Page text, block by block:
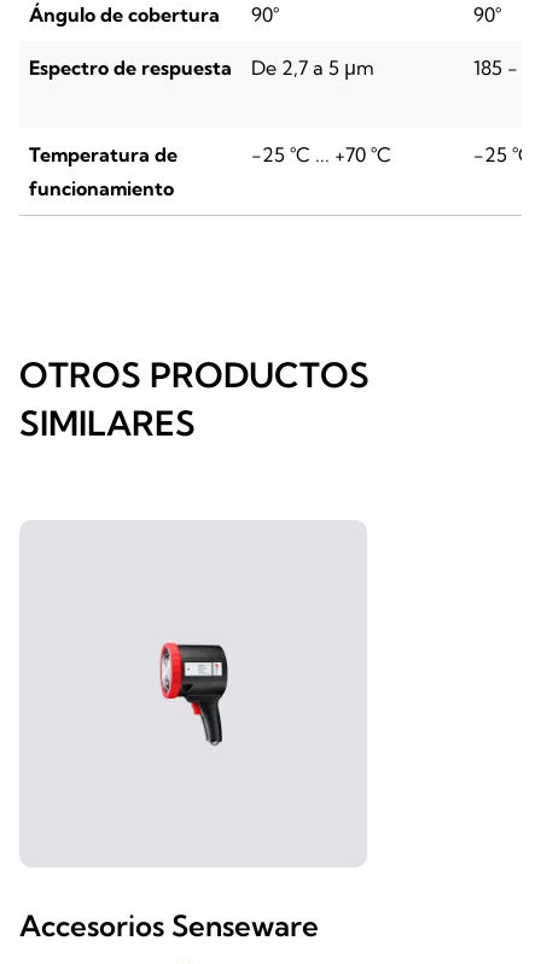
Ángulo de cobertura 90° 90°
Espectro de respuesta De 2,7 a 5 μm 185 -
Temperatura de
funcionamiento
-25 °C ... +70 °C -25 °C
OTROS PRODUCTOS
SIMILARES
Accesorios Senseware